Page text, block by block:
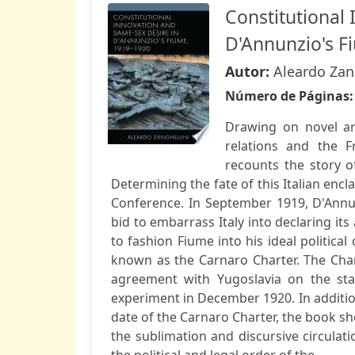
Constitutional
D'Annunzio's
Autor: Aleardo
Número de
Drawing on novel
relations and the
recounts the story
Determining the fate of this Italian
Conference. In September 1919,
bid to embarrass Italy into declaring
to fashion Fiume into his ideal
known as the Carnaro Charter. The
agreement with Yugoslavia on the
experiment in December 1920. In
date of the Carnaro Charter, the book
the sublimation and discursive